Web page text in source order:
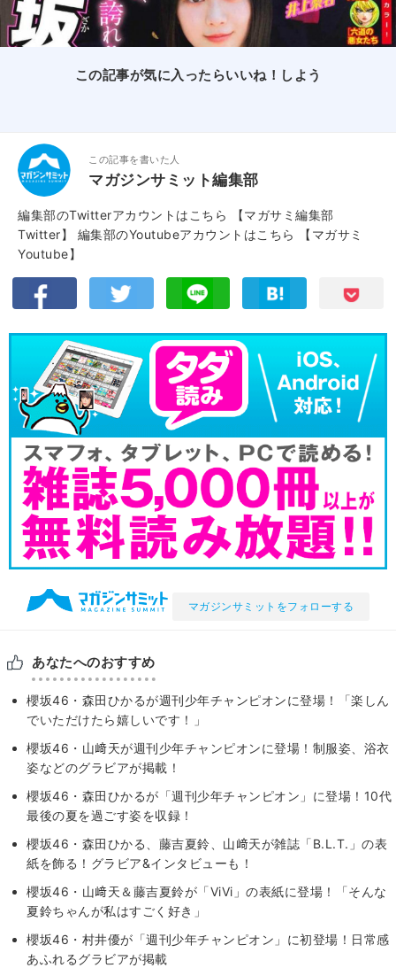
この記事が気に入ったらいいね！しよう
この記事を書いた人
マガジンサミット編集部
編集部のTwitterアカウントはこちら
【マガサミ編集部
Twitter】
編集部のYoutubeアカウントはこちら
【マガサミ
Youtube】
マガジンサミットをフォローする
あなたへのおすすめ
櫻坂46・森田ひかるが週刊少年チャンピオンに登場！「楽しん
でいただけたら嬉しいです！」
櫻坂46・山﨑天が週刊少年チャンピオンに登場！制服姿、浴衣
姿などのグラビアが掲載！
櫻坂46・森田ひかるが「週刊少年チャンピオン」に登場！10代
最後の夏を過ごす姿を収録！
櫻坂46・森田ひかる、藤吉夏鈴、山﨑天が雑誌「B.L.T.」の表
紙を飾る！グラビア&インタビューも！
櫻坂46・山﨑天＆藤吉夏鈴が「ViVi」の表紙に登場！「そんな
夏鈴ちゃんが私はすごく好き」
櫻坂46・村井優が「週刊少年チャンピオン」に初登場！日常感
あふれるグラビアが掲載